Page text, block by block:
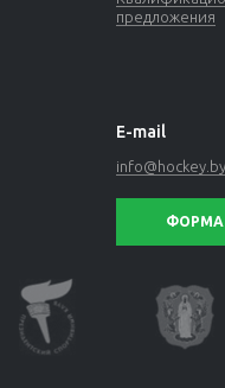
предложения
E-mail
info@hockey.by
ФОРМА